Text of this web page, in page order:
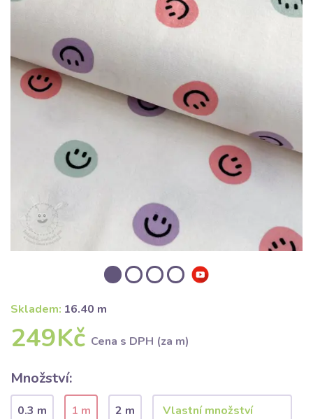
Skladem: 16.40 m
249Kč Cena s DPH (za m)
Množství:
0.3 m 1 m
2 m